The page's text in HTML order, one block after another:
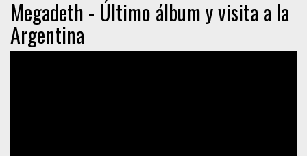
Megadeth - Último álbum y visita a la
Argentina